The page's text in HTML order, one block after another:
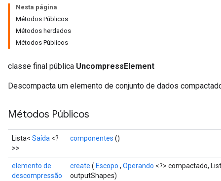
Nesta página
Métodos Públicos
Métodos herdados
Métodos Públicos
classe final pública UncompressElement
Descompacta um elemento de conjunto de dados
Métodos Públicos
Lista< Saída <?
>>
componentes ()
elemento de
descompressão
create ( Escopo , Operando <?> compactado,
outputShapes)